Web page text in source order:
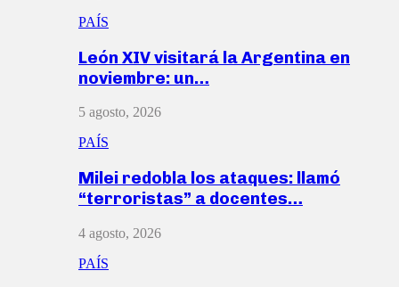
PAÍS
León XIV visitará la Argentina en
noviembre: un…
5 agosto, 2026
PAÍS
Milei redobla los ataques: llamó
“terroristas” a docentes…
4 agosto, 2026
PAÍS